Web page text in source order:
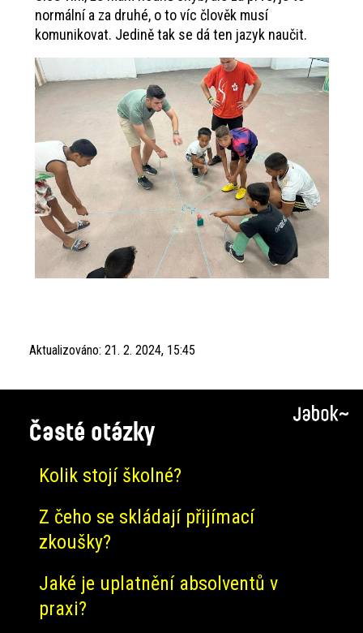
normální a za druhé, o to víc člověk musí
komunikovat. Jedině tak se dá ten jazyk naučit.
Aktualizováno: 21. 2. 2024, 15:45
Časté otázky
Kolik stojí školné?
Z čeho se skládají přijímací
zkoušky?
Jaké je uplatnění absolventů v
praxi?